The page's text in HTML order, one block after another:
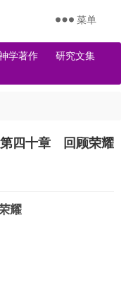
学著作
研究文集
菜单
第四十章 回顾荣耀
耀